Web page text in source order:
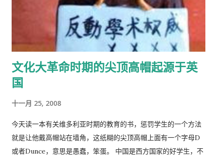
文化大革命时期的尖顶高帽起源于英
国
十一月 25, 2008
今天读一本有关维多利亚时期的教育的书，惩罚学生的一个方法
就是让他戴高帽站在墙角，这纸糊的尖顶高帽上面有一个字母D
或者Dunce，意思是愚蠢，笨蛋。 中国是西方国家的好学生，不